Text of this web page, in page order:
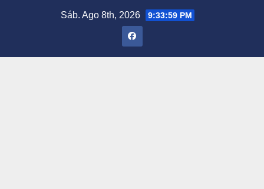
Sáb. Ago 8th, 2026 9:34:00 PM